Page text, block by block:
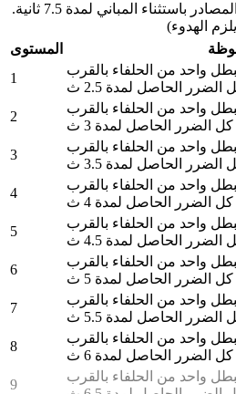
منيع: يعكس الضرر عن كل المصادر باستثناء المباني لمدة 7.5 ثانية.
الهدوء)
المستوى
1
واحد من الحلفاء بالقرب
2
واحد من الحلفاء بالقرب
3
واحد من الحلفاء بالقرب
4
واحد من الحلفاء بالقرب
5
واحد من الحلفاء بالقرب
6
واحد من الحلفاء بالقرب
7
واحد من الحلفاء بالقرب
8
واحد من الحلفاء بالقرب
9
واحد من الحلفاء بالقرب